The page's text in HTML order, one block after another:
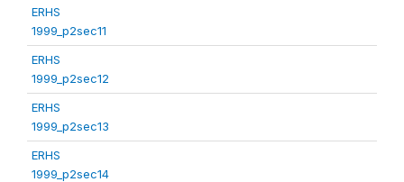
ERHS
1999_p2sec11
ERHS
1999_p2sec12
ERHS
1999_p2sec13
ERHS
1999_p2sec14